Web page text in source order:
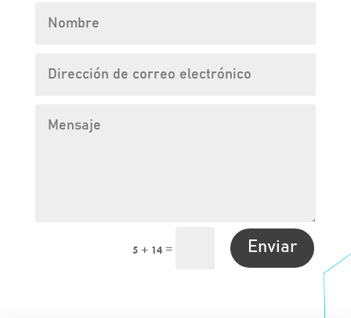
5 + 14 = Enviar